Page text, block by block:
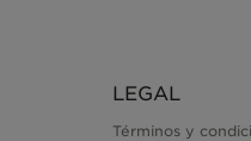
LEGAL
Términos y